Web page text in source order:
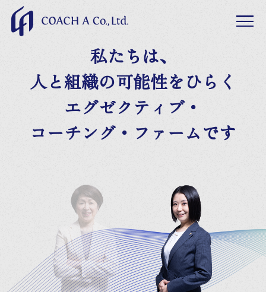
私たちは、
人と組織の可能性をひらく
エグゼクティブ・
コーチング・ファームです